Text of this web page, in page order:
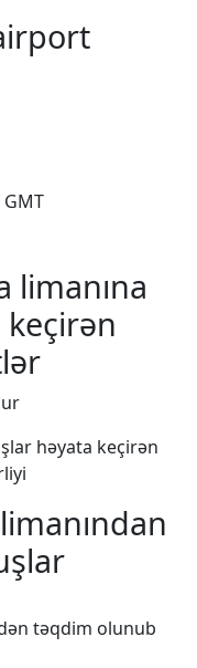
GMT
limanına
həyata keçirən
təqdim olunub